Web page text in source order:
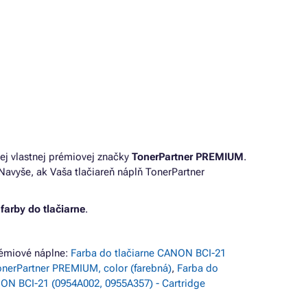
vlastnej prémiovej značky TonerPartner PREMIUM.
ak Vaša tlačiareň náplň TonerPartner
do tlačiarne.
náplne: Farba do tlačiarne CANON BCI-21
PREMIUM, color (farebná), Farba do
BCI-21 (0954A002, 0955A357) - Cartridge